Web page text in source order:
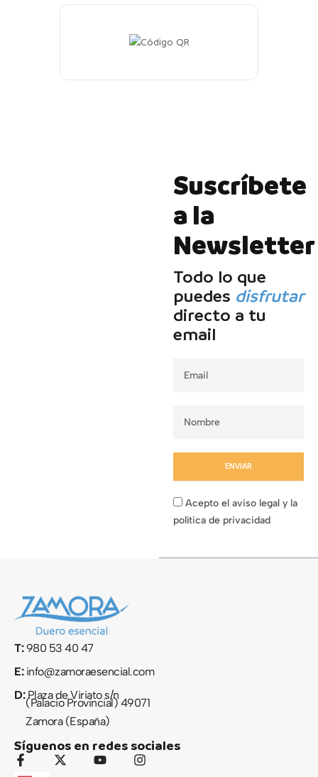
Suscríbete
a la
Newsletter
Todo lo que
puedes disfrutar
directo a tu
email
Acepto el aviso legal y la
política de privacidad
ENVIAR
T:980 53 40 47
E:info@zamoraesencial.com
D:Plaza de Viriato s/n
(Palacio Provincial) 49071
Zamora (España)
Síguenos en redes sociales
F
X
Y
I